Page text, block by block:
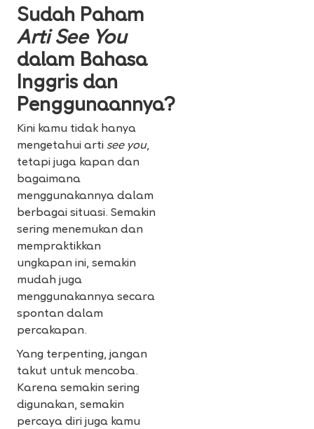
Sudah Paham
Arti See You
dalam Bahasa
Inggris dan
Penggunaannya?
Kini kamu tidak hanya
mengetahui arti see you,
tetapi juga kapan dan
bagaimana
menggunakannya dalam
berbagai situasi. Semakin
sering menemukan dan
mempraktikkan
ungkapan ini, semakin
mudah juga
menggunakannya secara
spontan dalam
percakapan.
Yang terpenting, jangan
takut untuk mencoba.
Karena semakin sering
digunakan, semakin
percaya diri juga kamu